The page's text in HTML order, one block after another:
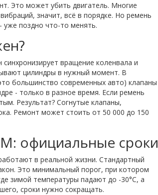
Это может убить двигатель. Многие
значит, всё в порядке. Но ремень
поздно что-то менять.
вращение коленвала и
цилиндры в нужный момент. В
большинство современных авто) клапаны
- только в разное время. Если ремень
Результат? Согнутые клапаны,
Ремонт может стоить от 50 000 до 150
официальные сроки
в реальной жизни. Стандартный
Это минимальный порог, при котором
зимой температуры падают до -30°C, а
сроки нужно сокращать.